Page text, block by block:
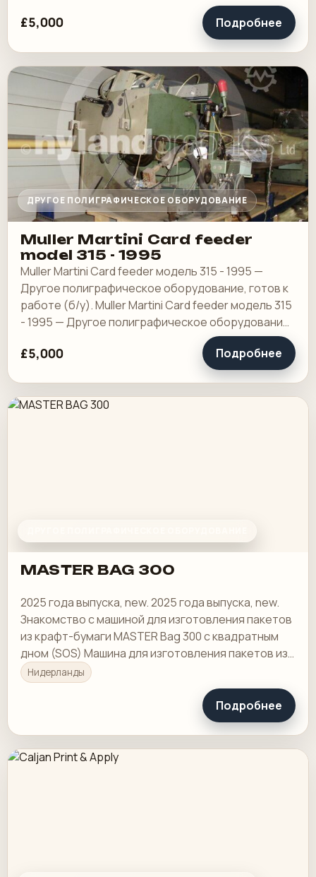
£5,000 Подробнее
ДРУГОЕ ПОЛИГРАФИЧЕСКОЕ ОБОРУДОВАНИЕ
Muller Martini Card feeder
model 315 - 1995
Muller Martini Card feeder модель 315 - 1995 —
Другое полиграфическое оборудование, готов к
работе (б/у). Muller Martini Card feeder модель 315
- 1995 — Другое полиграфическое оборудование,
готов к работе (б/у). подходит для мм…
£5,000 Подробнее
MASTER BAG 300
2025 года выпуска, new. 2025 года выпуска, new.
Знакомство с машиной для изготовления пакетов
из крафт-бумаги MASTER Bag 300 с квадратным
дном (SOS) Машина для изготовления пакетов из
крафт-бумаги MASTER Bag 300 с квадратным
дном…
Нидерланды
Подробнее